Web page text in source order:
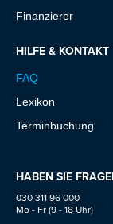
Finanzierer
HILFE & KONTAKT
FAQ
Lexikon
Terminbuchung
HABEN SIE
030 311 96 000
Mo - Fr (9 - 18 Uhr)